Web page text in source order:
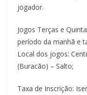
jogador.
Jogos Terças e
período da manhã e
Local dos jogos:
(Buracão) – Salto;
Taxa de Inscrição: